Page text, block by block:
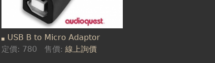
USB B to Micro Adaptor
定價: 780 售價:線上詢價